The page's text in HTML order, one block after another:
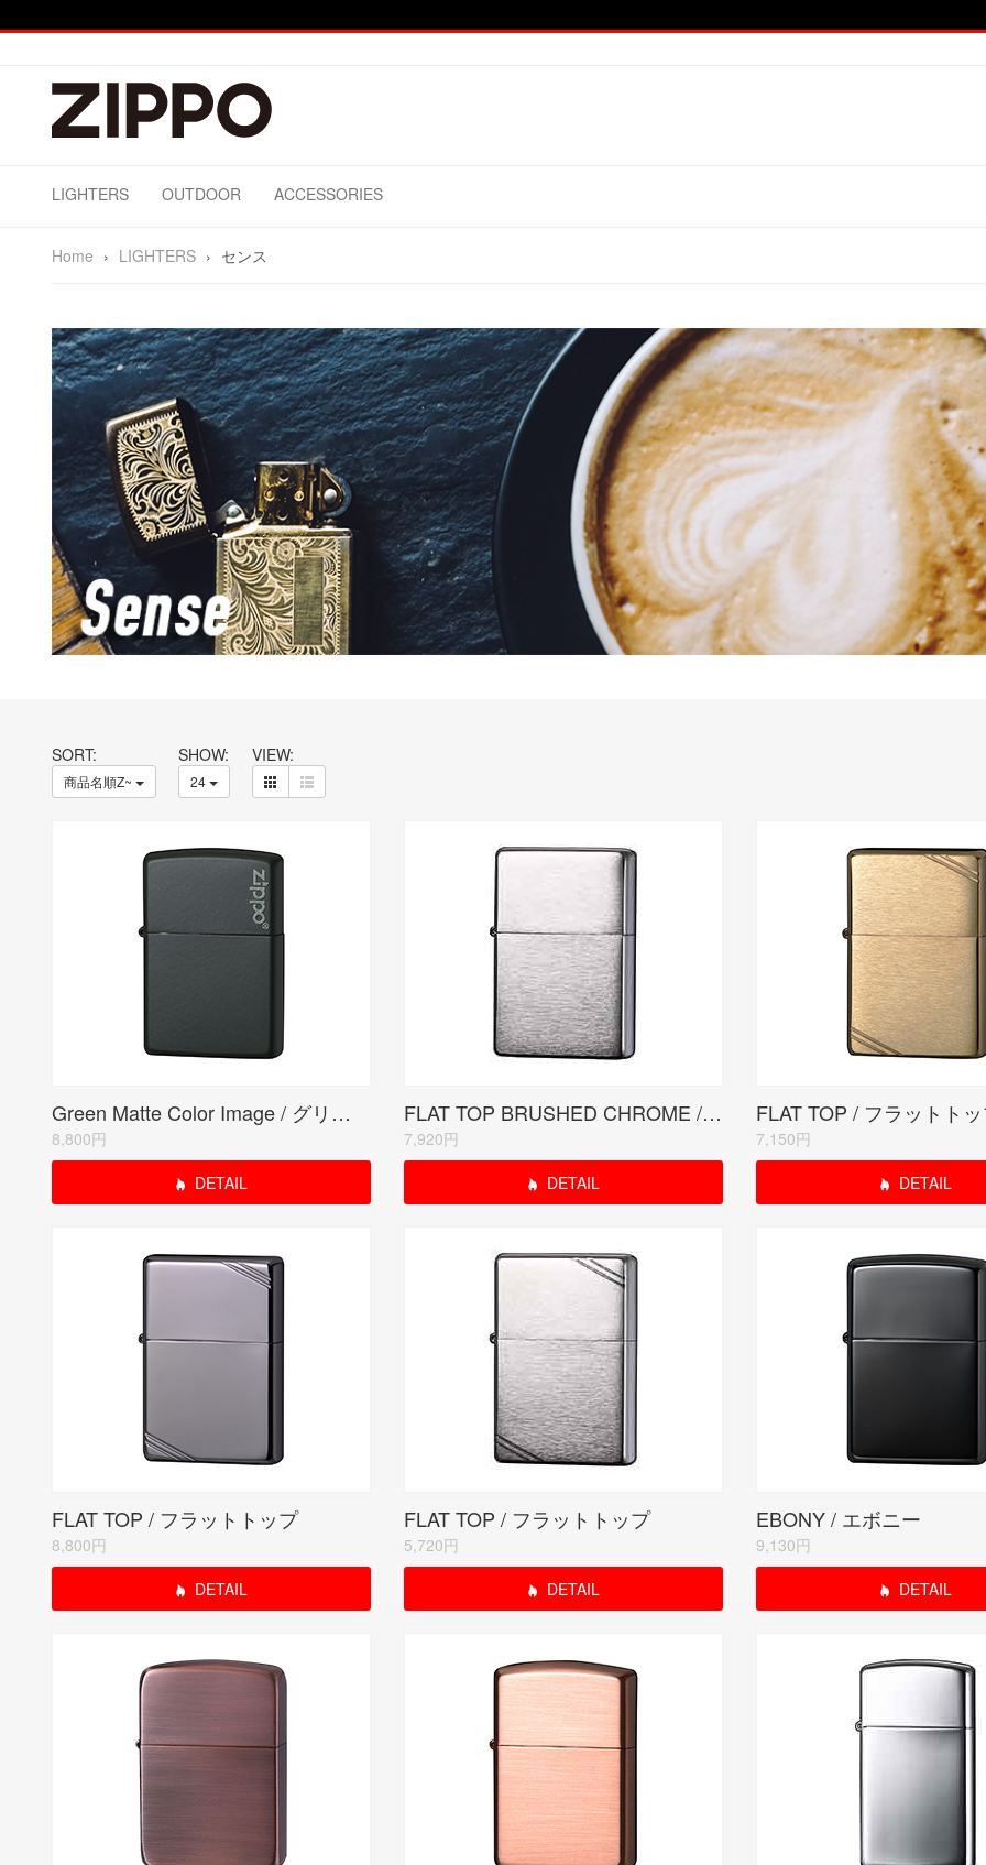
LIGHTERS OUTDOOR ACCESSORIES
Home › LIGHTERS › センス
SORT:
商品名順Z~
SHOW:
24
VIEW:
Green Matte Color Image / グリーンマット(ZIPPO LOGO)
8,800円
DETAIL
FLAT TOP BRUSHED CHROME / フラットトップ クローム サテーナ
7,920円
DETAIL
FLAT TOP / フラットト
7,150円
DETAIL
FLAT TOP / フラットトップ
8,800円
DETAIL
FLAT TOP / フラットトップ
5,720円
DETAIL
EBONY / エボニー
9,130円
DETAIL